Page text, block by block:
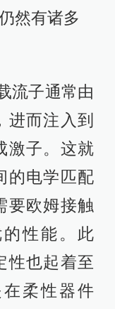
然有诸多
流子通常由
进而注入到
激子。这就
的电学匹配
要欧姆接触
性能。此
性也起着至
柔性器件